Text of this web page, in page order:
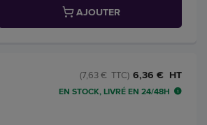
AJOUTER
6,36 € HT
(7,63 € TTC)
EN STOCK, LIVRÉ EN 24/48H